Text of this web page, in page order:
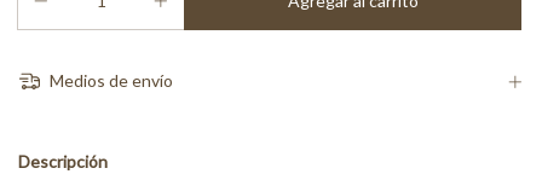
Medios de envío
Descripción